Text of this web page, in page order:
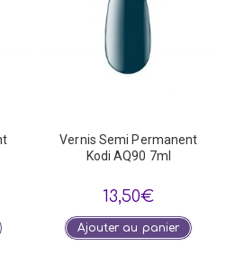
Vernis Semi Permanent
Kodi AQ90 7ml
13,50€
Ajouter au panier